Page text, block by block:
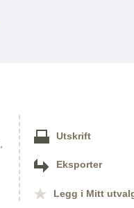
Utskrift
Eksporter
Legg i Mitt